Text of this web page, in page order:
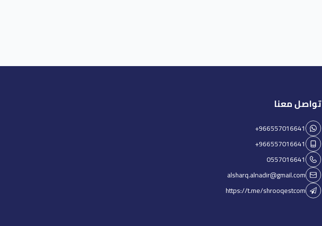
تواصل معنا
+966557016641
+966557016641
0557016641
alsharq.alnadir@gmail.com
https://t.me/shrooqestcom